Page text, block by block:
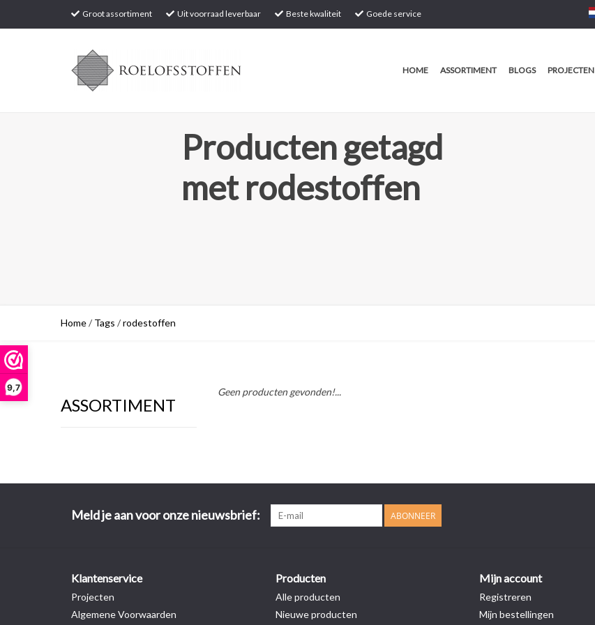
9,7
Groot assortiment Uit voorraad leverbaar Beste kwaliteit Goede service
HOME ASSORTIMENT BLOGS PROJECTEN
Producten getagd
met rodestoffen
Home/ Tags /rodestoffen
ASSORTIMENT
Geen producten gevonden!...
Meld je aan voor onze nieuwsbrief: ABONNEER
Klantenservice
Projecten
Algemene Voorwaarden
Producten
Alle producten
Nieuwe producten
Mijn account
Registreren
Mijn bestellingen